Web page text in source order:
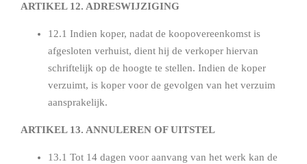
ARTIKEL 12. ADRESWIJZIGING
12.1 Indien koper, nadat de koopovereenkomst is
afgesloten verhuist, dient hij de verkoper hiervan
schriftelijk op de hoogte te stellen. Indien de koper
verzuimt, is koper voor de gevolgen van het verzuim
aansprakelijk.
ARTIKEL 13. ANNULEREN OF UITSTEL
13.1 Tot 14 dagen voor aanvang van het werk kan de